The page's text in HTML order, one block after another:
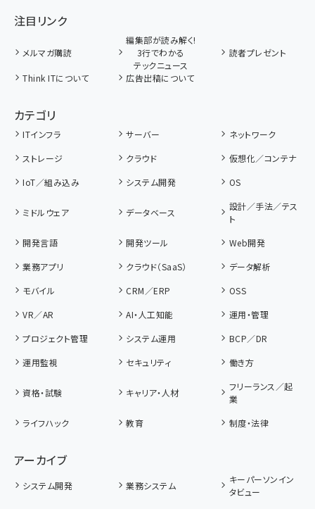
注目リンク
メルマガ購読
編集部が読み解く!
3行でわかる
テックニュース
読者プレゼント
Think ITについて 広告出稿について
カテゴリ
ITインフラ サーバー
ネットワーク
ストレージ
クラウド
仮想化／コンテナ
IoT／組み込み
システム開発 OS
ミドルウェア データベース
設計／手法／テス
ト
開発言語
開発ツール
Web開発
業務アプリ
クラウド（SaaS）
データ解析
モバイル
CRM／ERP
OSS
VR／AR
AI・人工知能
運用・管理
プロジェクト管理
システム運用
BCP／DR
運用監視
セキュリティ 働き方
資格・試験 キャリア・人材
フリーランス／起
業
ライフハック
教育 制度・法律
アーカイブ
システム開発 業務システム
キーパーソンイン
タビュー